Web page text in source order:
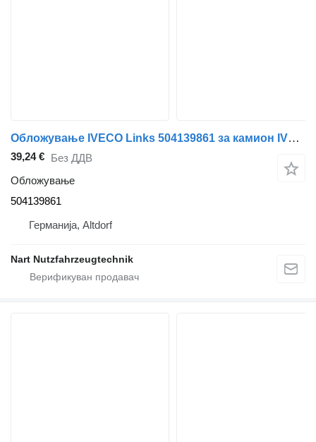
Обложување IVECO Links 504139861 за камион IVECO
39,24 € Без ДДВ
Обложување
504139861
Германија, Altdorf
Nart Nutzfahrzeugtechnik